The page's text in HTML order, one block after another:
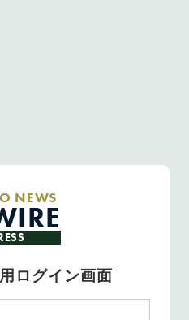
NEWS
ログイン画面